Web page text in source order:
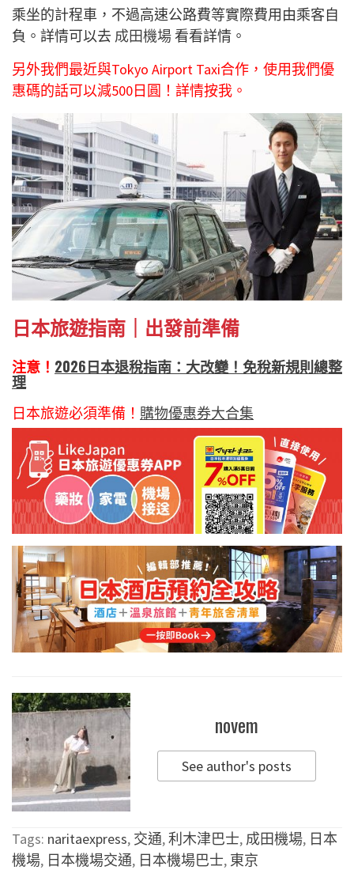
乘坐的計程車，不過高速公路費等實際費用由乘客自
負。詳情可以去 成田機場看看詳情。
另外我們最近與Tokyo Airport Taxi合作，使用我們優
惠碼的話可以減500日圓！ 詳情按我 。
日本旅遊指南｜出發前準備
注意！ 2026日本退稅指南：大改變！免稅新規則總整
理
日本旅遊必須準備！ 購物優惠券大合集
novem
See author's posts
Tags: naritaexpress, 交通,利木津巴士, 成田機場, 日本
機場, 日本機場交通, 日本機場巴士, 東京